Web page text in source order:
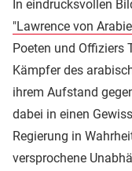
In eindrucksvollen
"Lawrence von
Poeten und Offiziers
Kämpfer des
ihrem Aufstand
dabei in einen
Regierung in
versprochene